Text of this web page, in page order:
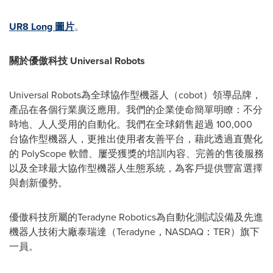
UR8 Long 圖片。
關於優傲科技Universal Robots
Universal Robots為全球協作型機器人（cobot）領導品牌，
產品在各個行業廣泛應用。我們的企業使命簡單明瞭：不分
時地、人人受用的自動化。我們在全球銷售超過 100,000
台協作型機器人，更推出使用者友善平台，藉此透過直覺化
的 PolyScope 軟體、屢受獲獎的培訓內容、完善的售後服務
以及全球最大協作型機器人生態系統，為客戶提供豐富選擇
與創新優勢。
優傲科技所屬的Teradyne Robotics為自動化測試設備及先進
機器人技術大廠泰瑞達（Teradyne，NASDAQ：TER）旗下
一員。